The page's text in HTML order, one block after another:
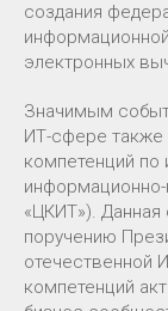
создания
электронных
Значимым
ИТ-сфере также
компетенций
«ЦКИТ»). Данная
поручению
отечественной
компетенций